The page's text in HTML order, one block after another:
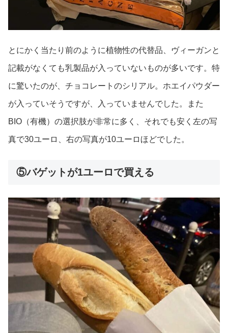
とにかく当たり前のように植物性の代替品、ヴィーガンと
記載がなくても乳製品が入っていないものが多いです。特
に驚いたのが、チョコレートのシリアル。ホエイパウダー
が入っていそうですが、入っていませんでした。また
BIO（有機）の選択肢が非常に多く、それでも安く左の写
真で30ユーロ、右の写真が10ユーロほどでした。
⑤バゲットが1ユーロで買える